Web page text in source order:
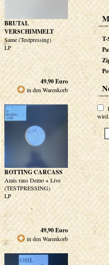
BRUTAL
VERSCHIMMELT
Same (Testpressing)
LP
49,90Euro
in den Warenkorb
ROTTING CARCASS
Amis raus Demo + Live
(TESTPRESSING)
LP
49,90Euro
in den Warenkorb
wird.